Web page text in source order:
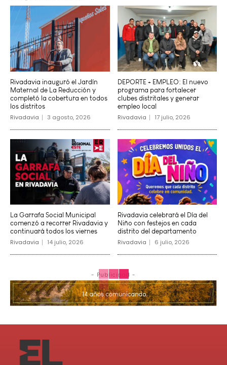
Rivadavia inauguró el Jardín
Maternal de La Reducción y
completó la cobertura en todos
los distritos
Rivadavia 3 agosto, 2026
DEPORTE + EMPLEO: El nuevo
programa para fortalecer
clubes distritales y generar
empleo local
Rivadavia 17 julio, 2026
La Garrafa Social Municipal
comenzó a recorrer Rivadavia y
continuará todos los viernes
Rivadavia 14 julio, 2026
Rivadavia celebrará el Día del
Niño con festejos en cada
distrito del departamento
Rivadavia 6 julio, 2026
- Publicidad -